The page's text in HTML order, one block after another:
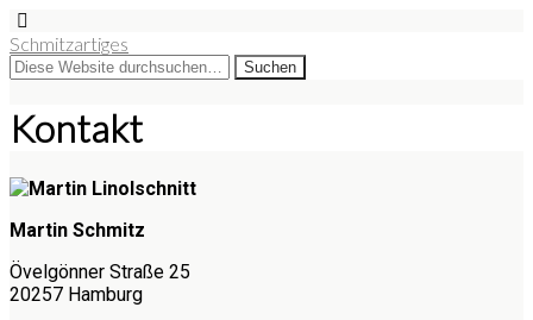
Schmitzartiges
Kontakt
Martin Schmitz
Övelgönner Straße 25
20257 Hamburg